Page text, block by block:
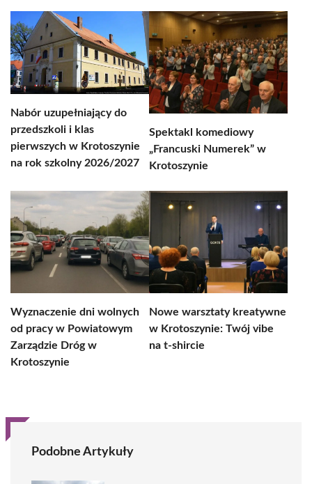
Nabór uzupełniający do
przedszkoli i klas
pierwszych w Krotoszynie
na rok szkolny 2026/2027
Spektakl komediowy
„Francuski Numerek” w
Krotoszynie
Wyznaczenie dni wolnych
od pracy w Powiatowym
Zarządzie Dróg w
Krotoszynie
Nowe warsztaty kreatywne
w Krotoszynie: Twój vibe
na t-shircie
Podobne Artykuły